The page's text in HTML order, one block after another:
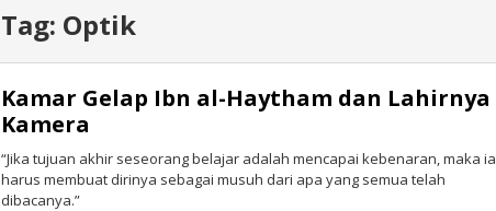
Tag: Optik
Kamar Gelap Ibn al-Haytham dan Lahirnya
Kamera
“Jika tujuan akhir seseorang belajar adalah mencapai kebenaran, maka ia
harus membuat dirinya sebagai musuh dari apa yang semua telah
dibacanya.”